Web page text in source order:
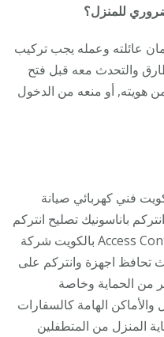
للمنزل؟
عائلته وعمله يجب تركيب
والتحدث معه قبل فتح
هويته, أو منعه من الدخول
فني كهربائي صيانة
باناسونيك تصليح انتركم
وبدالة واكسس كنترول الكويت Access Control بالكويت شركة
تحافظ اجهزة وانتركم على
من الحماية وخاصة
والأماكن الهامة كالسفارات
المنزل من المتطفلين